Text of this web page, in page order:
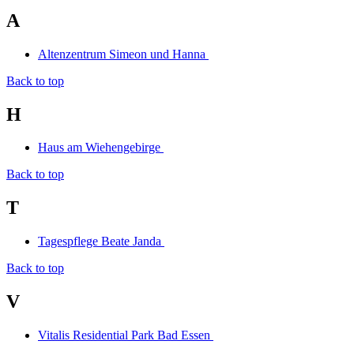
A
Altenzentrum Simeon und Hanna
Back to top
H
Haus am Wiehengebirge
Back to top
T
Tagespflege Beate Janda
Back to top
V
Vitalis Residential Park Bad Essen